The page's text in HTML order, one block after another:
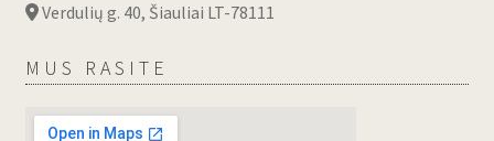
Verdulių g. 40, Šiauliai LT-78111
MUS RASITE